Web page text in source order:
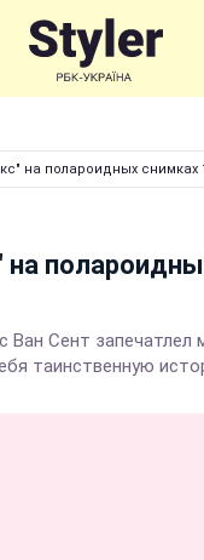
на полароидных снимках
Ван Сент запечатлел
таинственную